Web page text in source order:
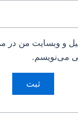
و وبسایت من در
می‌نویسم.